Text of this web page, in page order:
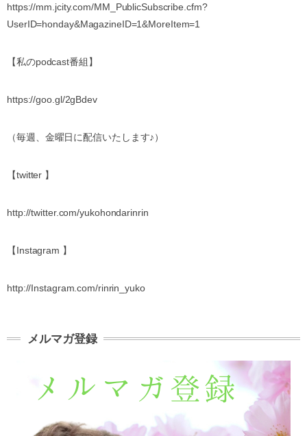
https://mm.jcity.com/MM_PublicSubscribe.cfm?
UserID=honday&MagazineID=1&MoreItem=1
【私のpodcast番組】
https://goo.gl/2gBdev
（毎週、金曜日に配信いたします♪）
【twitter 】
http://twitter.com/yukohondarinrin
【Instagram 】
http://Instagram.com/rinrin_yuko
メルマガ登録